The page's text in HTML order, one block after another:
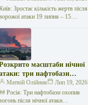
Зростає кількість жертв після
атаки 19 липня – 15
російської агресії, що сталася у
столиці…
масштаби нічної
три нафтобази
палають у Ставрополі –
аналіз
Матвій Олійник
Лип 19, 2026
Росія: Три нафтобази охопив
після нічної атаки